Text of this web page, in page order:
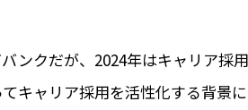
ンクだが、2024年はキャリア採
キャリア採用を活性化する背景